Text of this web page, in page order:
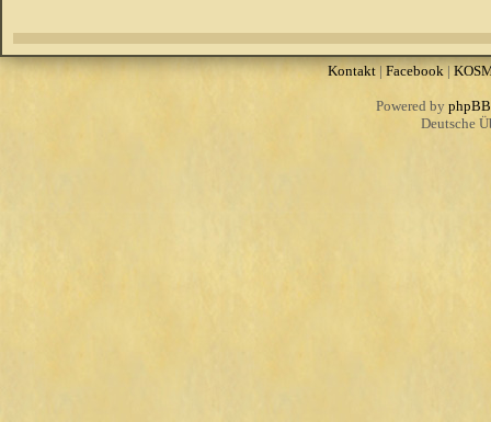
Kontakt| Facebook |
Powered by phpBB
Deutsche